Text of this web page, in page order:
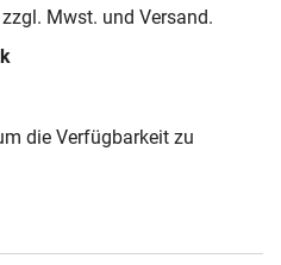
Mwst. und Versand.
die Verfügbarkeit zu